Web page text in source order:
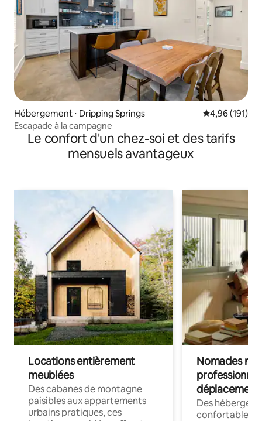
Hébergement ⋅ Dripping Springs Évaluation
4,96 (191)
Escapade à la campagne
Le confort d'un chez-soi et des tarifs
mensuels avantageux
Locations entièrement
meublées
Des cabanes de montagne
paisibles aux appartements
urbains pratiques, ces
Nomades
déplacement
Des
confortables